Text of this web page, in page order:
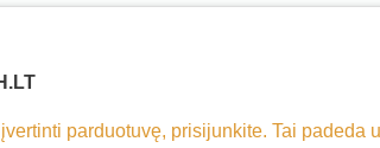
parduotuvę, prisijunkite. Tai padeda